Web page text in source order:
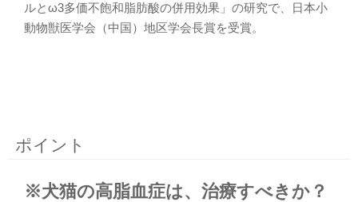
ルとω3多価不飽和脂肪酸の併用効果」の研究で、日本小
動物獣医学会（中国）地区学会長賞を受賞。
ポイント
※犬猫の高脂血症は、治療すべきか？